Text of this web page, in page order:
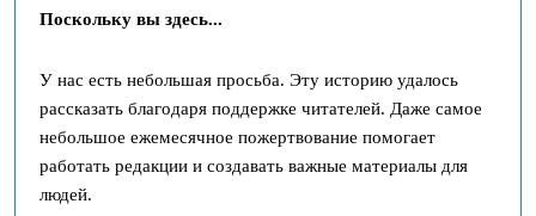
Поскольку вы здесь...
У нас есть небольшая просьба. Эту историю удалось
рассказать благодаря поддержке читателей. Даже самое
небольшое ежемесячное пожертвование помогает
работать редакции и создавать важные материалы для
людей.